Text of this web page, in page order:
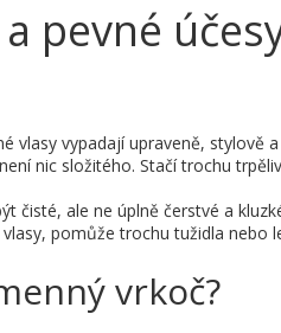
pevné
vlasy vypadají upraveně, stylově
nic složitého. Stačí trochu
čisté, ale ne úplně čerstvé a
pomůže trochu tužidla nebo
vrkoč?